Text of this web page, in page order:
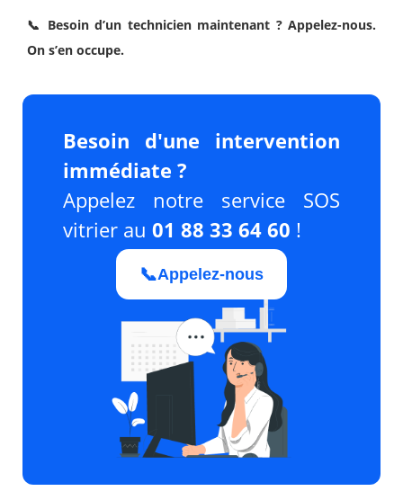
📞 Besoin d’un technicien maintenant ? Appelez-nous.
On s’en occupe.
Besoin d'une intervention
immédiate ?
Appelez notre service SOS
vitrier au 01 88 33 64 60 !
📞Appelez-nous